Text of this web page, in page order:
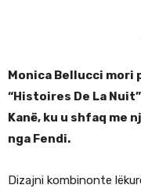
Monica Bellucci mori
“Histoires De La
Kanë, ku u shfaq me
nga Fendi.
Dizajni kombinonte